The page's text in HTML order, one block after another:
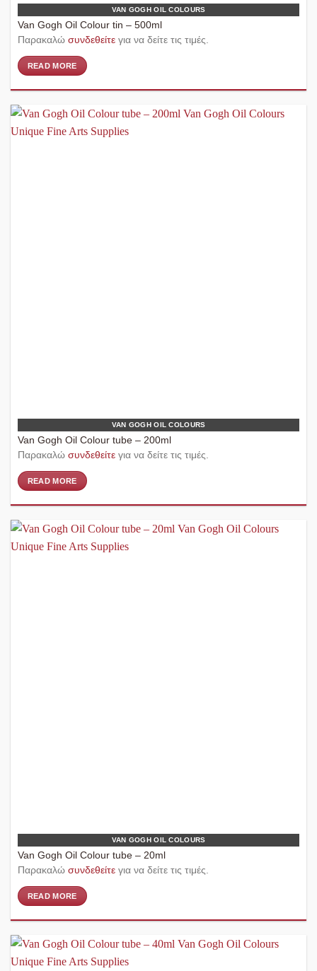
VAN GOGH OIL COLOURS
Van Gogh Oil Colour tin – 500ml
Παρακαλώ συνδεθείτεγια να δείτε τις τιμές.
READ MORE
VAN GOGH OIL COLOURS
Van Gogh Oil Colour tube – 200ml
Παρακαλώ συνδεθείτεγια να δείτε τις τιμές.
READ MORE
VAN GOGH OIL COLOURS
Van Gogh Oil Colour tube – 20ml
Παρακαλώ συνδεθείτεγια να δείτε τις τιμές.
READ MORE